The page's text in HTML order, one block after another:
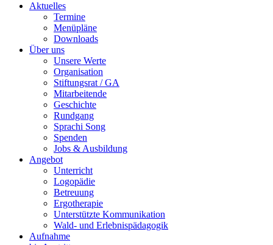
Aktuelles
Termine
Menüpläne
Downloads
Über uns
Unsere Werte
Organisation
Stiftungsrat / GA
Mitarbeitende
Geschichte
Rundgang
Sprachi Song
Spenden
Jobs & Ausbildung
Angebot
Unterricht
Logopädie
Betreuung
Ergotherapie
Unterstützte Kommunikation
Wald- und Erlebnispädagogik
Aufnahme